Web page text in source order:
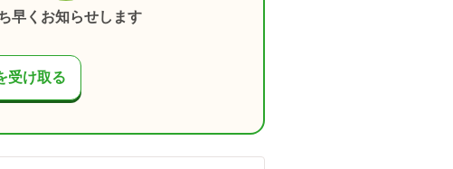
早くお知らせします
受け取る